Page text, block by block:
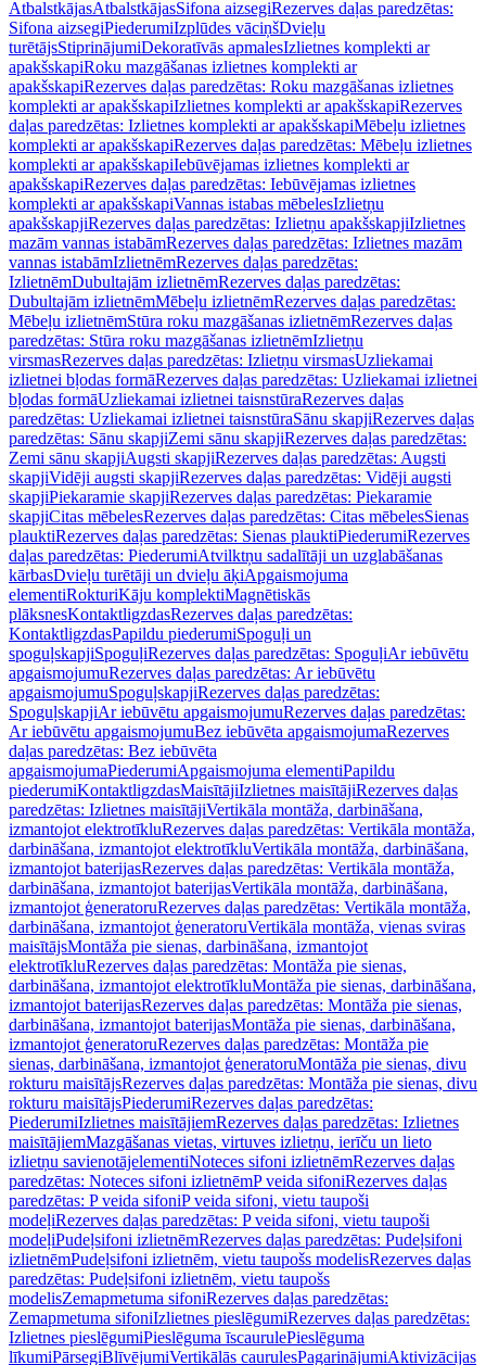
AtbalstkājasAtbalstkājasSifona aizsegiRezerves daļas paredzētas:
Sifona aizsegiPiederumiIzplūdes vāciņšDvieļu
turētājsStiprinājumiDekoratīvās apmalesIzlietnes komplekti ar
apakšskapiRoku mazgāšanas izlietnes komplekti ar
apakšskapiRezerves daļas paredzētas: Roku mazgāšanas izlietnes
komplekti ar apakšskapiIzlietnes komplekti ar apakšskapiRezerves
daļas paredzētas: Izlietnes komplekti ar apakšskapiMēbeļu izlietnes
komplekti ar apakšskapiRezerves daļas paredzētas: Mēbeļu izlietnes
komplekti ar apakšskapiIebūvējamas izlietnes komplekti ar
apakšskapiRezerves daļas paredzētas: Iebūvējamas izlietnes
komplekti ar apakšskapiVannas istabas mēbelesIzlietņu
apakšskapjiRezerves daļas paredzētas: Izlietņu apakšskapjiIzlietnes
mazām vannas istabāmRezerves daļas paredzētas: Izlietnes mazām
vannas istabāmIzlietnēmRezerves daļas paredzētas:
IzlietnēmDubultajām izlietnēmRezerves daļas paredzētas:
Dubultajām izlietnēmMēbeļu izlietnēmRezerves daļas paredzētas:
Mēbeļu izlietnēmStūra roku mazgāšanas izlietnēmRezerves daļas
paredzētas: Stūra roku mazgāšanas izlietnēmIzlietņu
virsmasRezerves daļas paredzētas: Izlietņu virsmasUzliekamai
izlietnei bļodas formāRezerves daļas paredzētas: Uzliekamai izlietnei
bļodas formāUzliekamai izlietnei taisnstūraRezerves daļas
paredzētas: Uzliekamai izlietnei taisnstūraSānu skapjiRezerves daļas
paredzētas: Sānu skapjiZemi sānu skapjiRezerves daļas paredzētas:
Zemi sānu skapjiAugsti skapjiRezerves daļas paredzētas: Augsti
skapjiVidēji augsti skapjiRezerves daļas paredzētas: Vidēji augsti
skapjiPiekaramie skapjiRezerves daļas paredzētas: Piekaramie
skapjiCitas mēbelesRezerves daļas paredzētas: Citas mēbelesSienas
plauktiRezerves daļas paredzētas: Sienas plauktiPiederumiRezerves
daļas paredzētas: PiederumiAtvilktņu sadalītāji un uzglabāšanas
kārbasDvieļu turētāji un dvieļu āķiApgaismojuma
elementiRokturiKāju komplektiMagnētiskās
plāksnesKontaktligzdasRezerves daļas paredzētas:
KontaktligzdasPapildu piederumiSpoguļi un
spoguļskapjiSpoguļiRezerves daļas paredzētas: SpoguļiAr iebūvētu
apgaismojumuRezerves daļas paredzētas: Ar iebūvētu
apgaismojumuSpoguļskapjiRezerves daļas paredzētas:
SpoguļskapjiAr iebūvētu apgaismojumuRezerves daļas paredzētas:
Ar iebūvētu apgaismojumuBez iebūvēta apgaismojumaRezerves
daļas paredzētas: Bez iebūvēta
apgaismojumaPiederumiApgaismojuma elementiPapildu
piederumiKontaktligzdasMaisītājiIzlietnes maisītājiRezerves daļas
paredzētas: Izlietnes maisītājiVertikāla montāža, darbināšana,
izmantojot elektrotīkluRezerves daļas paredzētas: Vertikāla montāža,
darbināšana, izmantojot elektrotīkluVertikāla montāža, darbināšana,
izmantojot baterijasRezerves daļas paredzētas: Vertikāla montāža,
darbināšana, izmantojot baterijasVertikāla montāža, darbināšana,
izmantojot ģeneratoruRezerves daļas paredzētas: Vertikāla montāža,
darbināšana, izmantojot ģeneratoruVertikāla montāža, vienas sviras
maisītājsMontāža pie sienas, darbināšana, izmantojot
elektrotīkluRezerves daļas paredzētas: Montāža pie sienas,
darbināšana, izmantojot elektrotīkluMontāža pie sienas, darbināšana,
izmantojot baterijasRezerves daļas paredzētas: Montāža pie sienas,
darbināšana, izmantojot baterijasMontāža pie sienas, darbināšana,
izmantojot ģeneratoruRezerves daļas paredzētas: Montāža pie
sienas, darbināšana, izmantojot ģeneratoruMontāža pie sienas, divu
rokturu maisītājsRezerves daļas paredzētas: Montāža pie sienas, divu
rokturu maisītājsPiederumiRezerves daļas paredzētas:
PiederumiIzlietnes maisītājiemRezerves daļas paredzētas: Izlietnes
maisītājiemMazgāšanas vietas, virtuves izlietņu, ierīču un lieto
izlietņu savienotājelementiNoteces sifoni izlietnēmRezerves daļas
paredzētas: Noteces sifoni izlietnēmP veida sifoniRezerves daļas
paredzētas: P veida sifoniP veida sifoni, vietu taupoši
modeļiRezerves daļas paredzētas: P veida sifoni, vietu taupoši
modeļiPudeļsifoni izlietnēmRezerves daļas paredzētas: Pudeļsifoni
izlietnēmPudeļsifoni izlietnēm, vietu taupošs modelisRezerves daļas
paredzētas: Pudeļsifoni izlietnēm, vietu taupošs
modelisZemapmetuma sifoniRezerves daļas paredzētas:
Zemapmetuma sifoniIzlietnes pieslēgumiRezerves daļas paredzētas:
Izlietnes pieslēgumiPieslēguma īscaurulePieslēguma
līkumiPārsegiBlīvējumiVertikālās caurulesPagarinājumiAktivizācijas